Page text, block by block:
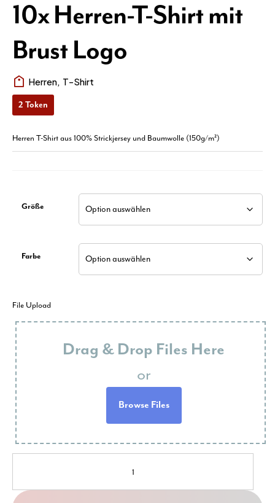
10x Herren-T-Shirt mit
Brust Logo
Herren, T-Shirt
2 Token
Herren T-Shirt aus 100% Strickjersey und Baumwolle (150g/m²)
Größe
Farbe
File Upload
Drag & Drop Files Here
or
Browse Files
T-